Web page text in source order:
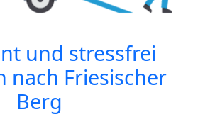
und stressfrei
nach Friesischer
Berg